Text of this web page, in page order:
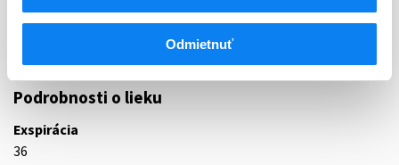
Odmietnuť
B05BB
Roztoky ovplyvňujúce rovnováhu elektrolytov
Elektrolyty
Podrobnosti o lieku
Exspirácia
36